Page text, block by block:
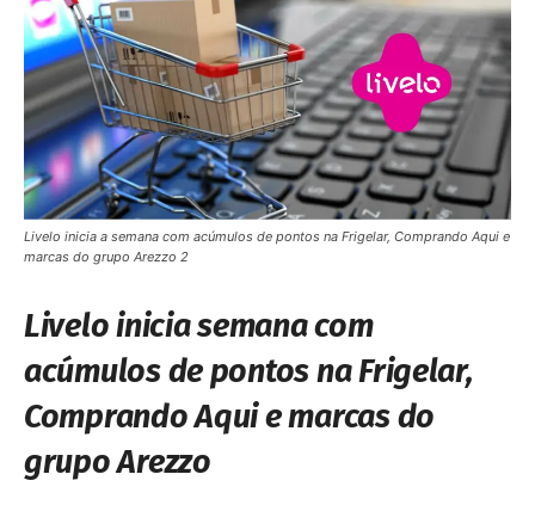
Livelo inicia a semana com acúmulos de pontos na Frigelar, Comprando Aqui e
marcas do grupo Arezzo 2
Livelo inicia semana com
acúmulos de pontos na Frigelar,
Comprando Aqui e marcas do
grupo Arezzo